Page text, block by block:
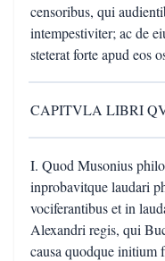
censoribus, qui
intempestiviter; ac de
steterat forte apud eos
CAPITVLA LIBRI
I. Quod Musonius
inprobavitque laudari
vociferantibus et in
Alexandri regis, qui
causa quodque initium